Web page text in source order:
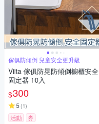
傢俱防傾倒 兒童安全更升級
Viita 傢俱防晃防傾倒櫥櫃安全
固定器 10入
$300
5 (1)
活動 券